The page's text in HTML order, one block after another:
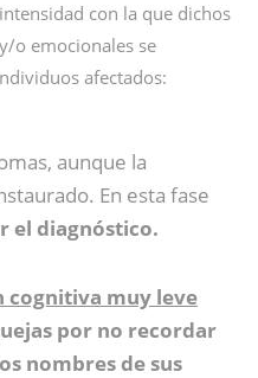
con la que dichos
o emocionales se
afectados:
aunque la
En esta fase
el diagnóstico.
cognitiva muy leve
por no recordar
nombres de sus